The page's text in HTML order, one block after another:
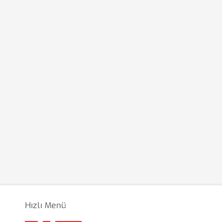
Hızlı Menü